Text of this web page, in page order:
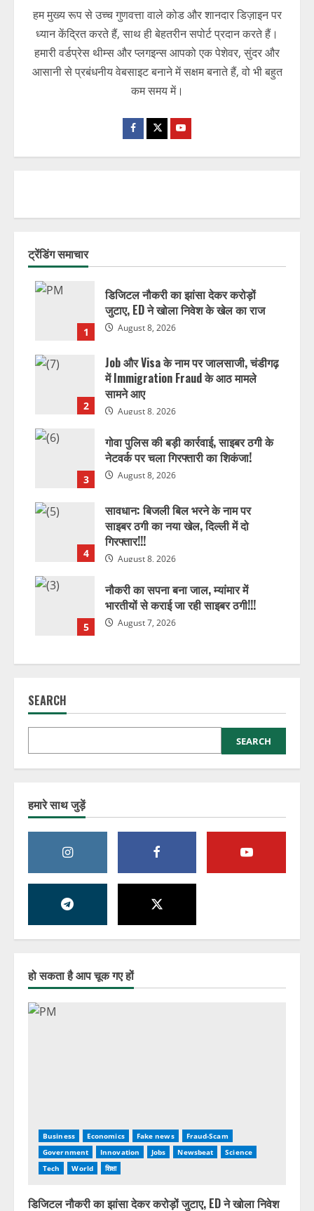
हम मुख्य रूप से उच्च गुणवत्ता वाले कोड और शानदार डिज़ाइन पर
ध्यान केंद्रित करते हैं, साथ ही बेहतरीन सपोर्ट प्रदान करते हैं।
हमारी वर्डप्रेस थीम्स और प्लगइन्स आपको एक पेशेवर, सुंदर और
आसानी से प्रबंधनीय वेबसाइट बनाने में सक्षम बनाते हैं, वो भी बहुत
कम समय में।
ट्रेंडिंग समाचार
1
डिजिटल नौकरी का झांसा देकर करोड़ों
जुटाए, ED ने खोला निवेश के खेल का राज
August 8, 2026
2
Job और Visa के नाम पर जालसाजी, चंडीगढ़
में Immigration Fraud के आठ मामले
सामने आए
August 8, 2026
3
गोवा पुलिस की बड़ी कार्रवाई, साइबर ठगी के
नेटवर्क पर चला गिरफ्तारी का शिकंजा!
August 8, 2026
4
सावधान: बिजली बिल भरने के नाम पर
साइबर ठगी का नया खेल, दिल्ली में दो
गिरफ्तार!!!
August 8, 2026
5
नौकरी का सपना बना जाल, म्यांमार में
भारतीयों से कराई जा रही साइबर ठगी!!!
August 7, 2026
SEARCH
SEARCH
हमारे साथ जुड़ें
हो सकता है आप चूक गए हों
Business Economics Fake news
Fraud-Scam
Government
Innovation Jobs Newsbeat
Science
Tech
World शिक्षा
डिजिटल नौकरी का झांसा देकर करोड़ों जुटाए, ED ने खोला निवेश